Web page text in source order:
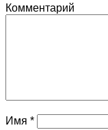
Комментарий
Имя *